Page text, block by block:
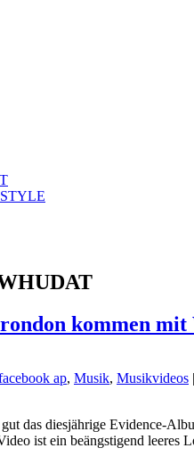
kommen
ap, Musik, Musikvideos |
das diesjährige Evidence-
ist ein beängstigend